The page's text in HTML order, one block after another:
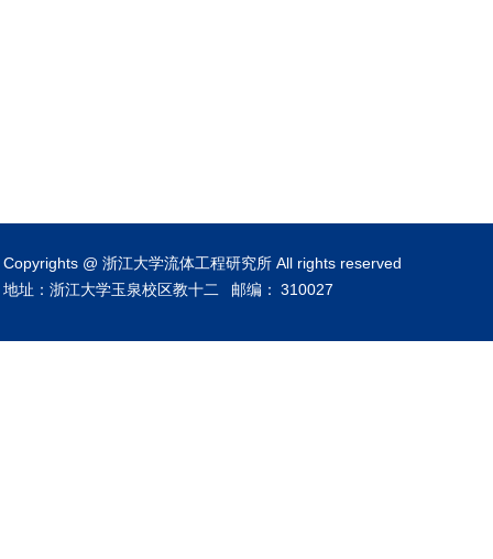
Copyrights @ 浙江大学流体工程研究所 All rights reserved
地址：浙江大学玉泉校区教十二
邮编： 310027